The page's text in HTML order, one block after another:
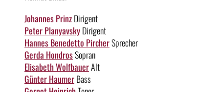
Johannes PrinzDirigent
Peter PlanyavskyDirigent
Hannes Benedetto PircherSprecher
Gerda HondrosSopran
Elisabeth WolfbauerAlt
Günter HaumerBass